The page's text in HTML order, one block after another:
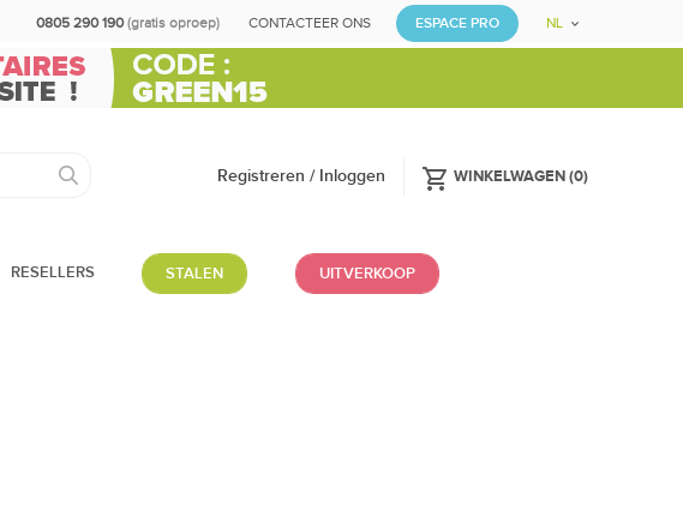
ESPACE PRO
CONTACTEER ONS
0805 290 190(gratis oproep) NL
shopping_cart WINKELWAGEN(0)
Registreren / Inloggen
RESELLERS STALEN UITVERKOOP